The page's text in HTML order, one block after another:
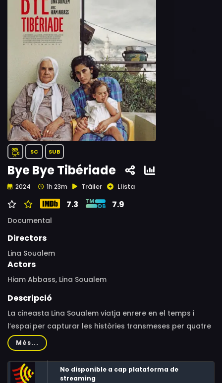
SC SUB
Bye Bye Tibériade
2024 1h 23m Tràiler Llista
7.3 7.9
Documental
Directors
Lina Soualem
Actors
Hiam Abbass, Lina Soualem
Descripció
La cineasta Lina Soualem viatja enrere en el temps i
l’espai per capturar les històries transmeses per quatre
generacions de dones palestines a la seva família.
Més...
No disponible a cap plataforma de
streaming